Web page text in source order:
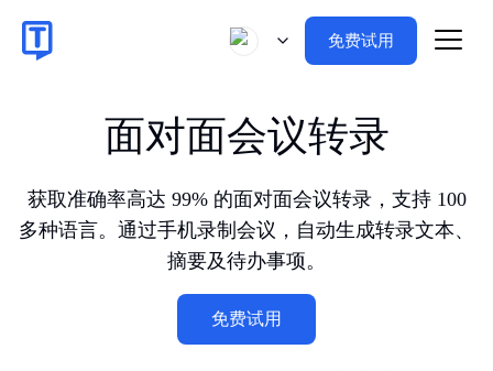
免费试用
面对面会议转录
获取准确率高达 99% 的面对面会议转录，支持 100
多种语言。通过手机录制会议，自动生成转录文本、
摘要及待办事项。
免费试用